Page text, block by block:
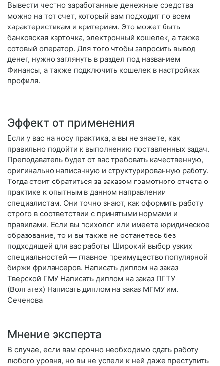
Вывести честно заработанные денежные средства
можно на тот счет, который вам подходит по всем
характеристикам и критериям. Это может быть
банковская карточка, электронный кошелек, а также
сотовый оператор. Для того чтобы запросить вывод
денег, нужно заглянуть в раздел под названием
Финансы, а также подключить кошелек в настройках
профиля.
Эффект от применения
Если у вас на носу практика, а вы не знаете, как
правильно подойти к выполнению поставленных задач.
Преподаватель будет от вас требовать качественную,
оригинально написанную и структурированную работу.
Тогда стоит обратиться за заказом грамотного отчета о
практике к опытным в данном направлении
специалистам. Они точно знают, как оформить работу
строго в соответствии с принятыми нормами и
правилами. Если вы психолог или имеете юридическое
образование, то и вы также не останетесь без
подходящей для вас работы. Широкий выбор узких
специальностей — главное преимущество популярной
биржи фрилансеров. Написать диплом на заказ
Тверской ГМУ Написать диплом на заказ ПГТУ
(Волгатех) Написать диплом на заказ МГМУ им.
Сеченова
Мнение эксперта
В случае, если вам срочно необходимо сдать работу
любого уровня, но вы не успели к ней даже преступить